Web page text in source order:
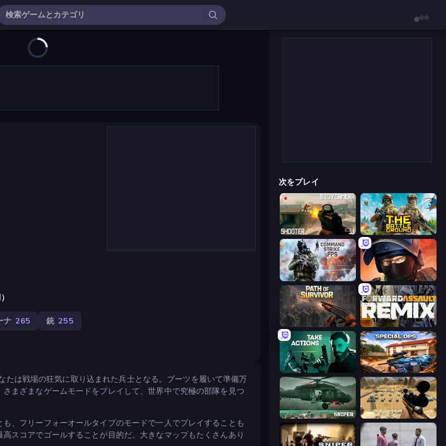
ナ 265 銃 255
たは戦場の狂気に取り込まれた兵士となる。ブーツを履いて準備万
まざまなゲームモードをプレイして、世界中で究極の部隊を見つ
、フリーフォーオールタイプのモードで一人でプレイすることも
スコアでゴールすることが目的だ。大きなマップもたくさんあり
次をプレイ
BodyCamera Shooter The Battleground
Command Strike FPS Bullet Force
Path of Survivor Forward Assault Remix
Take Actions Special Ops: GO
SNIPER Ghost Sniper